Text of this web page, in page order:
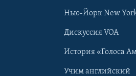
Нью-Йорк New
Дискуссия VOA
История «Голоса
Учим английский